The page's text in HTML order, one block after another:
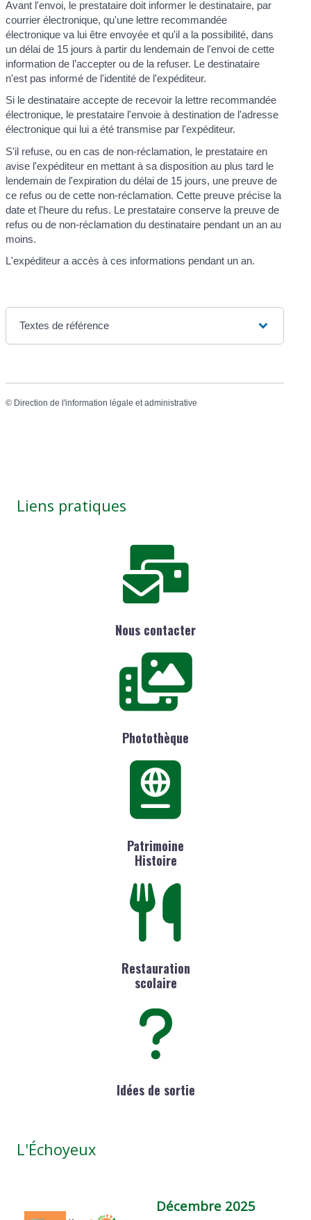
Avant l'envoi, le prestataire doit informer le destinataire, par
courrier électronique, qu'une lettre recommandée
électronique va lui être envoyée et qu'il a la possibilité, dans
un délai de 15 jours à partir du lendemain de l'envoi de cette
information de l’accepter ou de la refuser. Le destinataire
n'est pas informé de l'identité de l'expéditeur.
Si le destinataire accepte de recevoir la lettre recommandée
électronique, le prestataire l'envoie à destination de l'adresse
électronique qui lui a été transmise par l'expéditeur.
S'il refuse, ou en cas de non-réclamation, le prestataire en
avise l'expéditeur en mettant à sa disposition au plus tard le
lendemain de l'expiration du délai de 15 jours, une preuve de
ce refus ou de cette non-réclamation. Cette preuve précise la
date et l'heure du refus. Le prestataire conserve la preuve de
refus ou de non-réclamation du destinataire pendant un an au
moins.
L'expéditeur a accès à ces informations pendant un an.
Textes de référence
© Direction de l'information légale et administrative
Liens pratiques
Nous contacter
Photothèque
Patrimoine
Histoire
Restauration
scolaire
Idées de sortie
L'Échoyeux
Décembre 2025